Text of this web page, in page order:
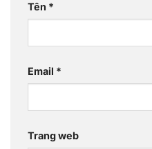
Tên *
Email *
Trang web